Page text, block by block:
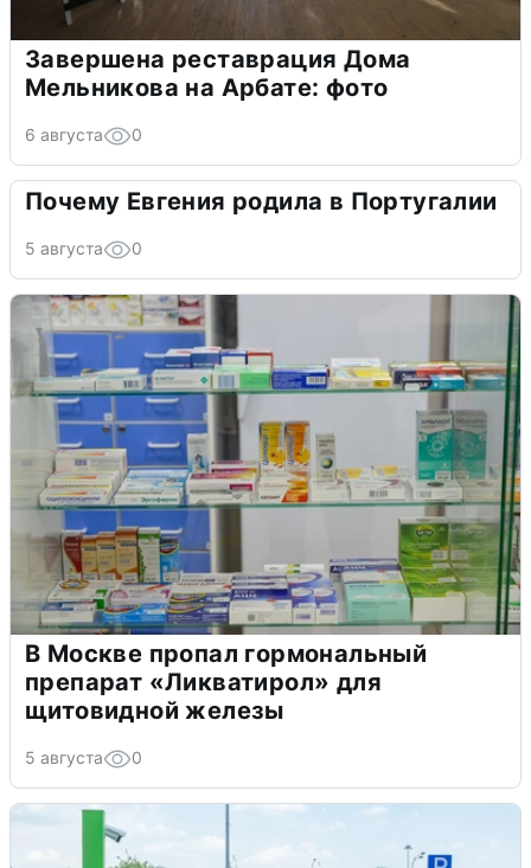
Завершена реставрация Дома
Мельникова на Арбате: фото
6 августа 0
Почему Евгения родила в Португалии
5 августа 0
В Москве пропал гормональный
препарат «Ликватирол» для
щитовидной железы
5 августа 0